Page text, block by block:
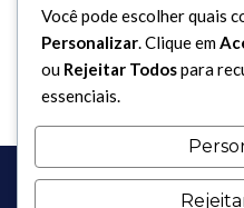
Downloads
Você pode escolher quais
Personalizar. Clique em
ou Rejeitar Todospara
essenciais.